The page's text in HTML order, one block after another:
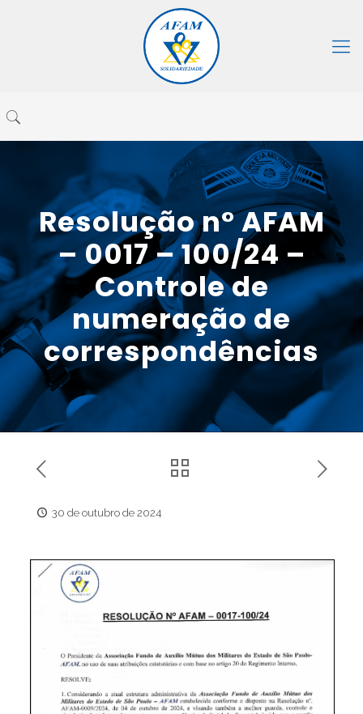
Resolução n° AFAM
– 0017 – 100/24 –
Controle de
numeração de
correspondências
30 de outubro de 2024